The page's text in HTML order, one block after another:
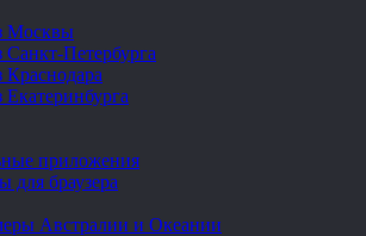
Москвы
Петербурга
Краснодара
приложения
для браузера
Австралии и Океании